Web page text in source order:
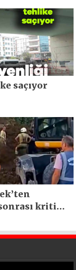
saçıyor
kritik